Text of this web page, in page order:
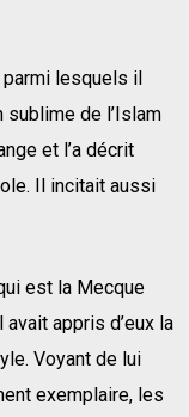
lesquels il
de l’Islam
et l’a décrit
Il incitait aussi
est la Mecque
l avait appris d’eux la
Voyant de lui
exemplaire, les